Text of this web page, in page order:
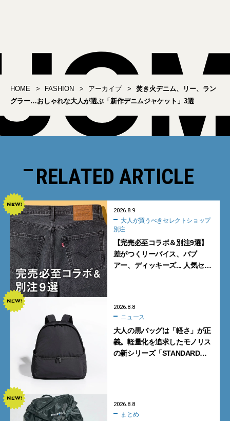
HOME FASHION アーカイブ
焚き火デニム、リー、ラン
グラー…おしゃれな大人が選ぶ「新作デニムジャケット」3選
RELATED ARTICLE
2026.8.9
別注
【完売必至コラボ＆別注9選】
差がつくリーバイス、バブ
アー、ディッキーズ... 人気セレ
2026.8.8
ニュース
大人の黒バッグは「軽さ」が正
義。軽量化を追求したモノリス
の新シリーズ「STANDARD
2026.8.8
まとめ